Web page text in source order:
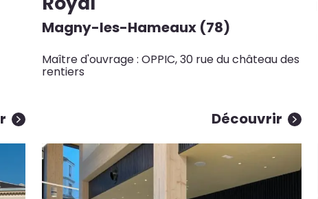
Magny-les-Hameaux (78)
Maître d'ouvrage : OPPIC, 30 rue du château des
rentiers
Découvrir